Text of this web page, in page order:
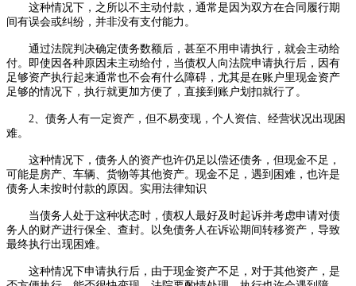
这种情况下，之所以不主动付款，通常是因为双方在合同履行期
间有误会或纠纷，并非没有支付能力。
通过法院判决确定债务数额后，甚至不用申请执行，就会主动给
付。即使因各种原因未主动给付，当债权人向法院申请执行后，因有
足够资产执行起来通常也不会有什么障碍，尤其是在账户里现金资产
足够的情况下，执行就更加方便了，直接到账户划扣就行了。
2、债务人有一定资产，但不易变现，个人资信、经营状况出现困
难。
这种情况下，债务人的资产也许仍足以偿还债务，但现金不足，
可能是房产、车辆、货物等其他资产。现金不足，遇到困难，也许是
债务人未按时付款的原因。实用法律知识
当债务人处于这种状态时，债权人最好及时起诉并考虑申请对债
务人的财产进行保全、查封。以免债务人在诉讼期间转移资产，导致
最终执行出现困难。
这种情况下申请执行后，由于现金资产不足，对于其他资产，是